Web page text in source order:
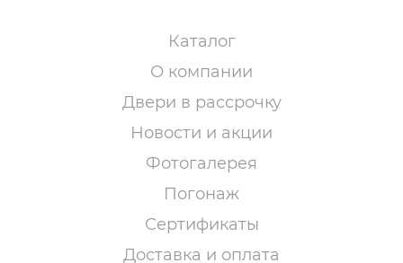
Каталог
О компании
Двери в рассрочку
Новости и акции
Фотогалерея
Погонаж
Сертификаты
Доставка и оплата